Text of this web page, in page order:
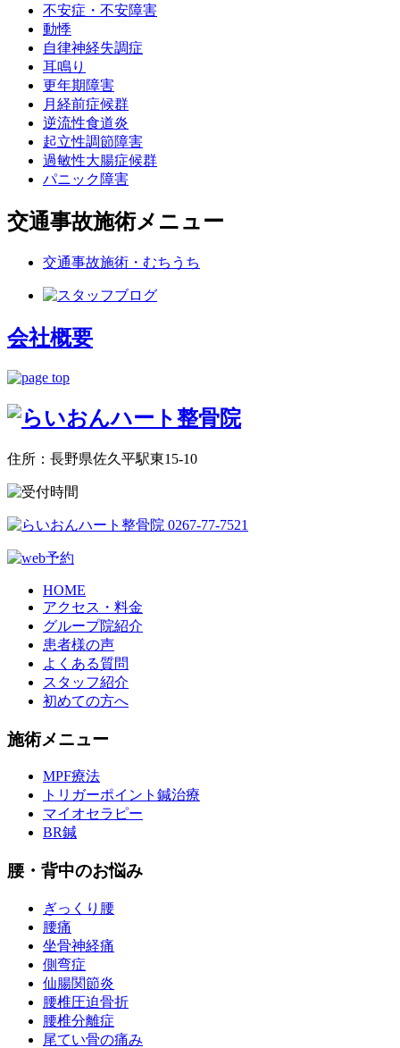
不安症・不安障害
動悸
自律神経失調症
耳鳴り
更年期障害
月経前症候群
逆流性食道炎
起立性調節障害
過敏性大腸症候群
パニック障害
交通事故施術メニュー
交通事故施術・むちうち
会社概要
住所：長野県佐久平駅東15-10
HOME
アクセス・料金
グループ院紹介
患者様の声
よくある質問
スタッフ紹介
初めての方へ
施術メニュー
MPF療法
トリガーポイント鍼治療
マイオセラピー
BR鍼
腰・背中のお悩み
ぎっくり腰
腰痛
坐骨神経痛
側弯症
仙腸関節炎
腰椎圧迫骨折
腰椎分離症
尾てい骨の痛み